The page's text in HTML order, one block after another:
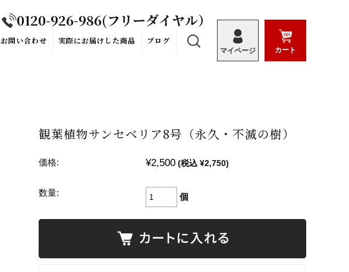
0120-926-986(フリーダイヤル）
お問い合わせ 実際にお届けした商品 ブログ
マイページ カート
観葉植物サンセベリア8号（永久・不滅の樹）
価格: ¥2,500 (税込 ¥2,750)
数量: 個